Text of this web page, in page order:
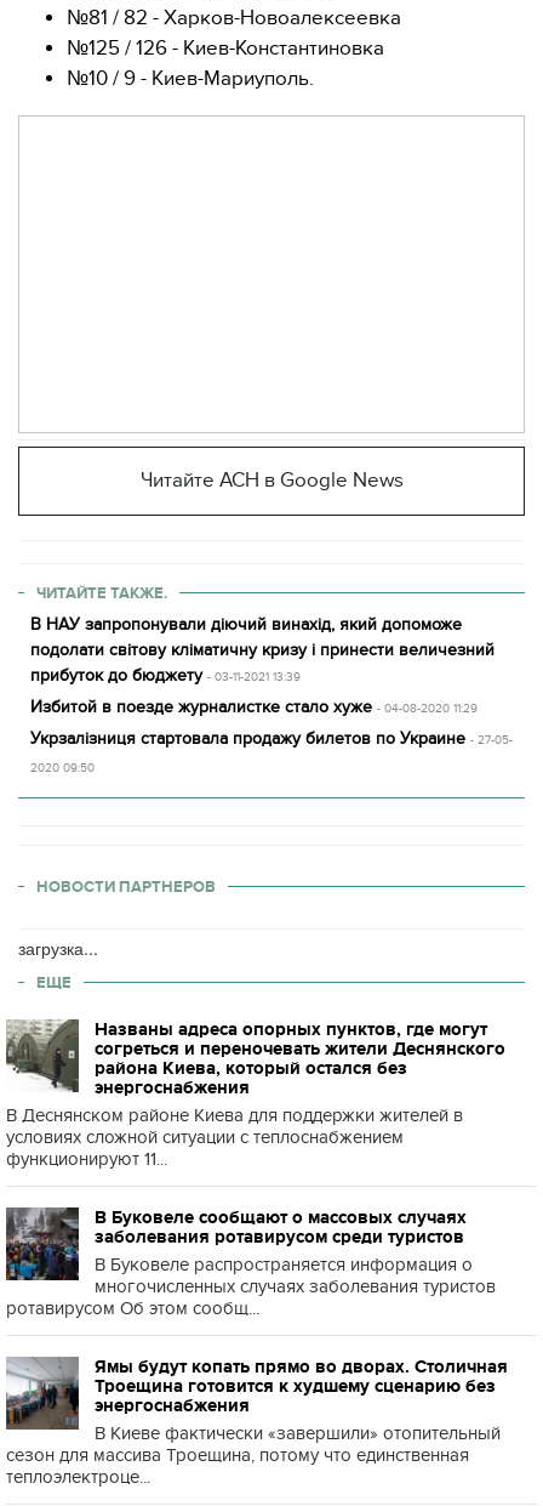
№81 / 82 - Харков-Новоалексеевка
№125 / 126 - Киев-Константиновка
№10 / 9 - Киев-Мариуполь.
Читайте АСН в Google News
ЧИТАЙТЕ ТАКЖЕ.
В НАУ запропонували діючий винахід, який допоможе
подолати світову кліматичну кризу і принести величезний
прибуток до бюджету - 03-11-2021 13:39
Избитой в поезде журналистке стало хуже - 04-08-2020 11:29
Укрзалізниця стартовала продажу билетов по Украине - 27-05-
2020 09:50
НОВОСТИ ПАРТНЕРОВ
загрузка...
ЕЩЕ
Названы адреса опорных пунктов, где могут
согреться и переночевать жители Деснянского
района Киева, который остался без
энергоснабжения
В Деснянском районе Киева для поддержки жителей в
условиях сложной ситуации с теплоснабжением
функционируют 11...
В Буковеле сообщают о массовых случаях
заболевания ротавирусом среди туристов
В Буковеле распространяется информация о
многочисленных случаях заболевания туристов
ротавирусом Об этом сообщ...
Ямы будут копать прямо во дворах. Столичная
Троещина готовится к худшему сценарию без
энергоснабжения
В Киеве фактически «завершили» отопительный
сезон для массива Троещина, потому что единственная
теплоэлектроце...